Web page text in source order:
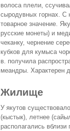
волоса плели,
сыродувных горнах. С
товарное значение.
русские монеты) и
чеканку, чернение
кубков для кумыса
в. получила
меандры. Характерен
Жилище
У якутов
(кыстык), летнее
располагались